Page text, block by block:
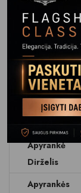
Ciferblato
Spalva
Stikliukas
Data
Atsparumas
Vandeniui
Apyrankė
Dirželis
Apyrankės